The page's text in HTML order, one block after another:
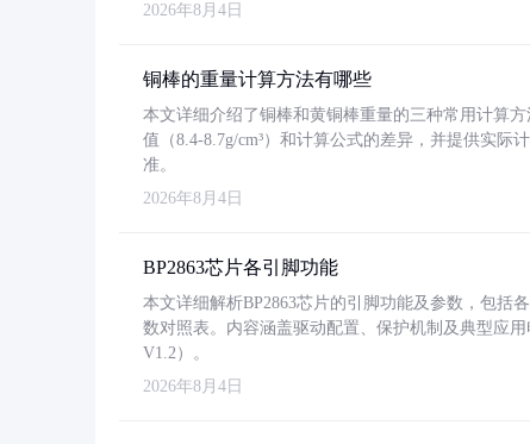
2026年8月4日
铜棒的重量计算方法有哪些
本文详细介绍了铜棒和黄铜棒重量的三种常用计算
值（8.4-8.7g/cm³）和计算公式的差异，并提供实际
准。
2026年8月4日
BP2863芯片各引脚功能
本文详细解析BP2863芯片的引脚功能及参数，包括
数对照表。内容涵盖驱动配置、保护机制及典型应
V1.2）。
2026年8月4日